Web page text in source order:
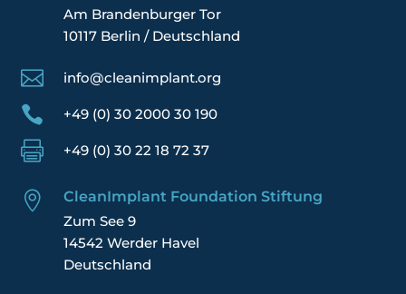
Am Brandenburger Tor
10117 Berlin / Deutschland
 info@cleanimplant.org
 +49 (0) 30 2000 30 190
 +49 (0) 30 22 18 72 37

CleanImplant Foundation Stiftung
Zum See 9
14542 Werder Havel
Deutschland